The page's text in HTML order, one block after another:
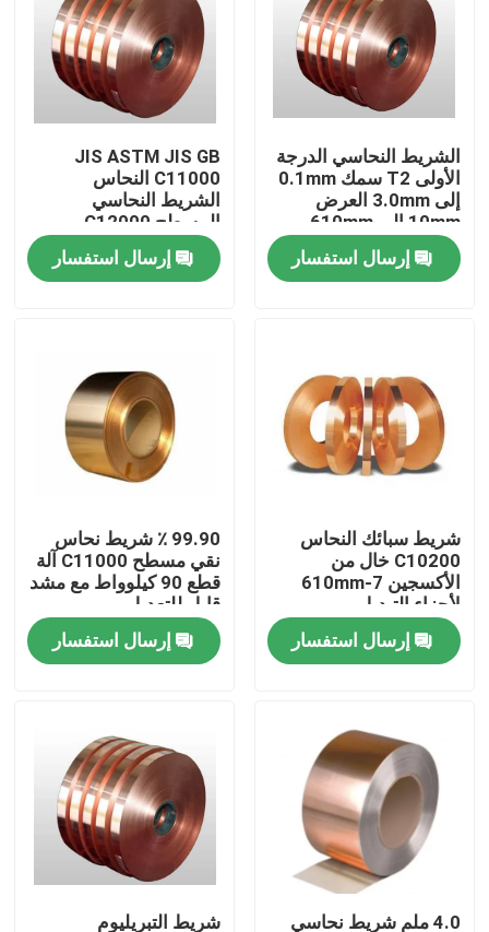
معلومات عنا
مراقبة الجودة
اطلب اقتباس
أنبوب أنابيب الفولاذ المقاوم للصدأ
لفائف الفولاذ المقاوم للصدأ
الملف الشخصي الفولاذ المقاوم للصدأ
الشريط النحاسي الدرجة
الأولى T2 سمك 0.1mm
إلى 3.0mm العرض
10mm إلى 610mm
اللون الأحمر
إرسال استفسار
JIS ASTM JIS GB
C11000 النحاس
الشريط النحاسي
المسطح C12000
إرسال استفسار
شريط سبائك النحاس
C10200 خال من
الأكسجين 7-610mm
لأجزاء التبديل
إرسال استفسار
99.90 ٪ شريط نحاس
نقي مسطح C11000 آلة
قطع 90 كيلوواط مع مشد
قابل للتعديل
إرسال استفسار
4.0 ملم شريط نحاسي شريط التبريليوم